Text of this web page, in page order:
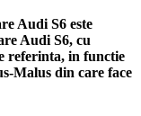
Audi S6 este
Audi S6, cu
referinta, in functie
Malus din care face